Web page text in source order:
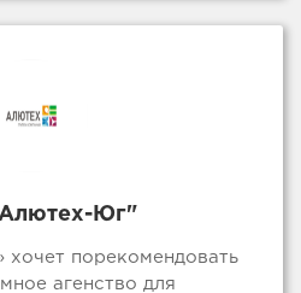
Юг"
порекомендовать
агенство для